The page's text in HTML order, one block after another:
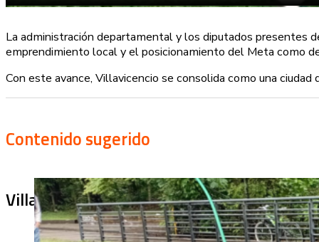
La administración departamental y los diputados presentes
emprendimiento local y el posicionamiento del Meta como
Con este avance, Villavicencio se consolida como una
Contenido sugerido
Villa Julia no puede tapar el problema: